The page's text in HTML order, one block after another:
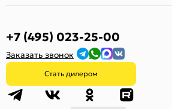
+7 (495) 023-25-00
Заказать звонок
Стать дилером